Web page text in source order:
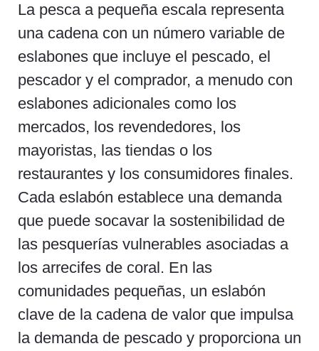
La pesca a pequeña escala representa
una cadena con un número variable de
eslabones que incluye el pescado, el
pescador y el comprador, a menudo con
eslabones adicionales como los
mercados, los revendedores, los
mayoristas, las tiendas o los
restaurantes y los consumidores finales.
Cada eslabón establece una demanda
que puede socavar la sostenibilidad de
las pesquerías vulnerables asociadas a
los arrecifes de coral. En las
comunidades pequeñas, un eslabón
clave de la cadena de valor que impulsa
la demanda de pescado y proporciona un